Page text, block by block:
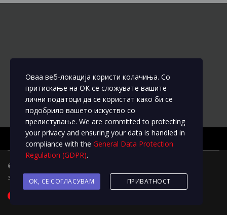
© 2020
задржуваат сите права на измени
Оваа веб-локација користи колачиња. Со
притискање на ОК се сложувате вашите
лични податоци да се користат како би се
подобрило вашето искуство со
прелистување. We are committed to protecting
your privacy and ensuring your data is handled in
compliance with the General Data Protection
Regulation (GDPR).
OK, СЕ СОГЛАСУВАМ ПРИВАТНОСТ